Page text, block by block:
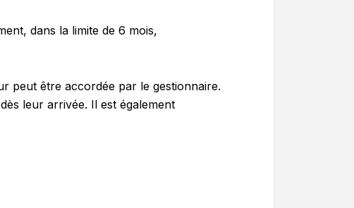
dans la limite de 6 mois,
peut être accordée par le gestionnaire.
leur arrivée. Il est également